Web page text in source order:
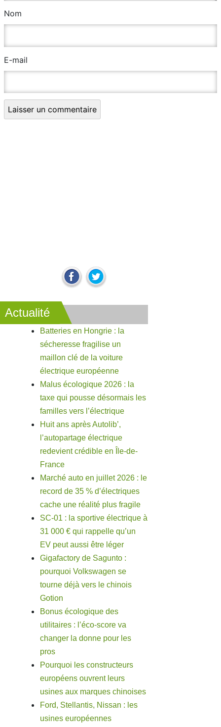
Nom
E-mail
Actualité
Batteries en Hongrie : la
sécheresse fragilise un
maillon clé de la voiture
électrique européenne
Malus écologique 2026 : la
taxe qui pousse désormais les
familles vers l’électrique
Huit ans après Autolib’,
l’autopartage électrique
redevient crédible en Île-de-
France
Marché auto en juillet 2026 : le
record de 35 % d’électriques
cache une réalité plus fragile
SC-01 : la sportive électrique à
31 000 € qui rappelle qu’un
EV peut aussi être léger
Gigafactory de Sagunto :
pourquoi Volkswagen se
tourne déjà vers le chinois
Gotion
Bonus écologique des
utilitaires : l’éco-score va
changer la donne pour les
pros
Pourquoi les constructeurs
européens ouvrent leurs
usines aux marques chinoises
Ford, Stellantis, Nissan : les
usines européennes